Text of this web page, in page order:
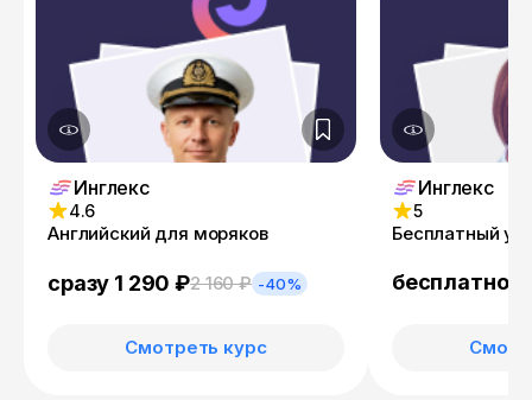
Инглекс
4.6
Английский для моряков
сразу 1 290 ₽2 160 ₽ -40%
Смотреть курс
Инглекс
5
Бесплатный
бесплатно